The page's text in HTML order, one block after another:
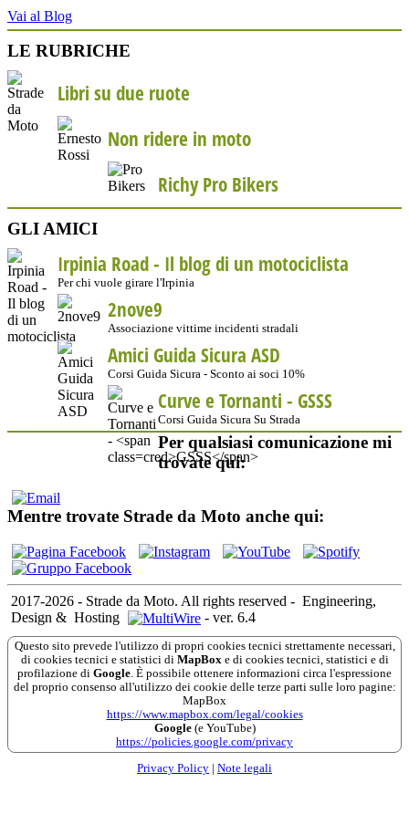
Vai al Blog
LE RUBRICHE
Libri su due ruote
Non ridere in moto
Richy Pro Bikers
GLI AMICI
Irpinia Road - Il blog di un motociclista
Per chi vuole girare l'Irpinia
2nove9
Associazione vittime incidenti stradali
Amici Guida Sicura ASD
Corsi Guida Sicura - Sconto ai soci 10%
Curve e Tornanti - GSSS
Corsi Guida Sicura Su Strada
Per qualsiasi comunicazione mi
trovate qui:
Mentre trovate Strade da Moto anche qui:
2017-2026 - Strade da Moto. All rights reserved - Engineering,
Design & Hosting - ver. 6.4
Questo sito prevede l'utilizzo di propri cookies tecnici strettamente necessari,
di cookies tecnici e statistici di MapBoxe di cookies tecnici, statistici e di
profilazione di Google. È possibile ottenere informazioni circa l'espressione
del proprio consenso all'utilizzo dei cookie delle terze parti sulle loro pagine:
MapBox
https://www.mapbox.com/legal/cookies
Google(e YouTube)
https://policies.google.com/privacy
Privacy Policy Note legali